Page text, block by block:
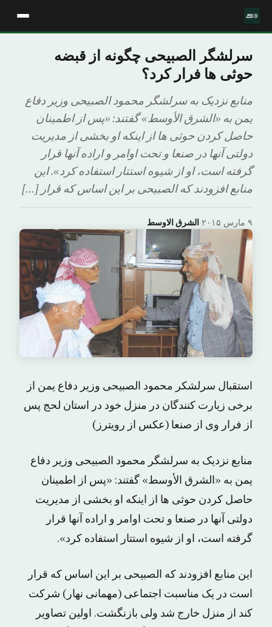
سرلشگر الصبیحی چگونه از قبضه
حوثی ها فرار کرد؟
منابع نزدیک به سرلشگر محمود الصبیحی وزیر دفاع
یمن به «الشرق الأوسط» گفتند: «پس از اطمینان
حاصل کردن حوثی ها از اینکه او بخشی از مدیریت
دولتی آنها در صنعا و تحت اوامر و اراده آنها قرار
گرفته است، او از شیوه استتار استفاده کرد». این
منابع افزودند که الصبیحی بر این اساس که قرار […]
الشرق الاوسط· ۹ مارس ۲۰۱۵
استقبال سرلشکر محمود الصبیحی وزیر دفاع یمن از
برخی زیارت کنندگان در منزل خود در استان لحج پس
از فرار وی از صنعا (عکس از رویترز)
منابع نزدیک به سرلشگر محمود الصبیحی وزیر دفاع
یمن به «الشرق الأوسط» گفتند: «پس از اطمینان
حاصل کردن حوثی ها از اینکه او بخشی از مدیریت
دولتی آنها در صنعا و تحت اوامر و اراده آنها قرار
گرفته است، او از شیوه استتار استفاده کرد».
این منابع افزودند که الصبیحی بر این اساس که قرار
است در یک مناسبت اجتماعی (مهمانی نهار) شرکت
کند از منزل خارج شد ولی بازنگشت. اولین تصاویر